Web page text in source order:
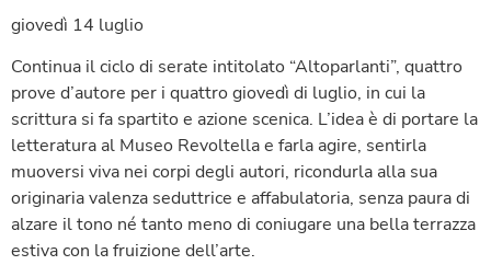
giovedì 14 luglio
Continua il ciclo di serate intitolato “Altoparlanti”, quattro
prove d’autore per i quattro giovedì di luglio, in cui la
scrittura si fa spartito e azione scenica. L’idea è di portare la
letteratura al Museo Revoltella e farla agire, sentirla
muoversi viva nei corpi degli autori, ricondurla alla sua
originaria valenza seduttrice e affabulatoria, senza paura di
alzare il tono né tanto meno di coniugare una bella terrazza
estiva con la fruizione dell’arte.